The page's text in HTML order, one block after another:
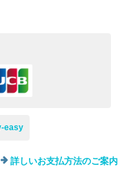
easy
詳しいお支払方法のご案内